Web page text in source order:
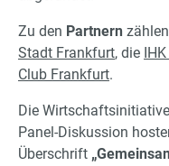
Zu den Partnern
Stadt Frankfurt, die
Club Frankfurt.
Die
Panel-Diskussion
Überschrift